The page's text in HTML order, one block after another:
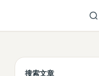
搜索文章